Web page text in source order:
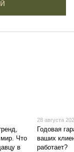
мир. Что
в
28 августа
Годовая
ваших
работает?